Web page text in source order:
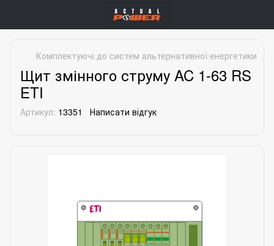
Комплектуючі до систем альтернативної енергетики
Щит змінного струму AC 1-63 RS
ETI
Артикул: 13351 Написати відгук